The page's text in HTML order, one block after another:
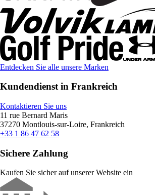
Entdecken Sie alle unsere Marken
Kundendienst in Frankreich
Kontaktieren Sie uns
11 rue Bernard Maris
37270 Montlouis-sur-Loire, Frankreich
+33 1 86 47 62 58
Sichere Zahlung
Kaufen Sie sicher auf unserer Website ein